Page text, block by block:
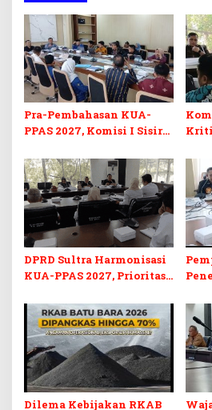
Pra-Pembahasan KUA-
PPAS 2027, Komisi I Sisir
Berkelanjutan
DPRD Sultra Harmonisasi
KUA-PPAS 2027, Prioritas
dan Pelunasan Utang
Infrastruktur
Dilema Kebijakan RKAB